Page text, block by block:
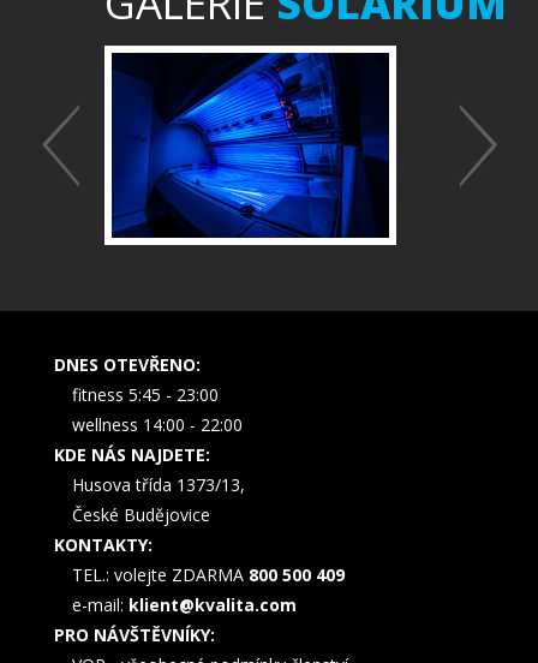
Předchozí
DNES OTEVŘENO:
fitness 5:45 - 23:00
wellness 14:00 - 22:00
KDE NÁS NAJDETE:
Husova třída 1373/13,
České Budějovice
KONTAKTY:
TEL.: volejte ZDARMA 800 500 409
e-mail: klient@kvalita.com
PRO NÁVŠTĚVNÍKY: